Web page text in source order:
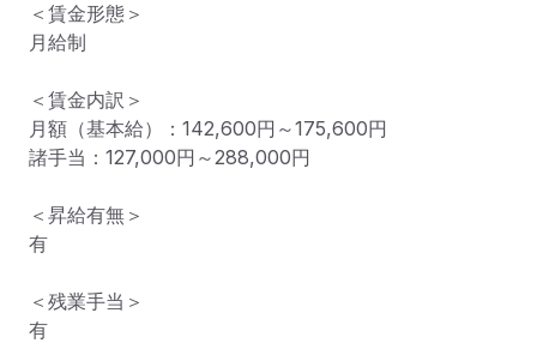
＜賃金形態＞
月給制
＜賃金内訳＞
月額（基本給）：142,600円～175,600円
諸手当：127,000円～288,000円
＜昇給有無＞
有
＜残業手当＞
有